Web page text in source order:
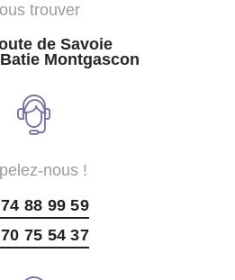
trouver
de Savoie
Montgascon
nous !
88 99 59
75 54 37